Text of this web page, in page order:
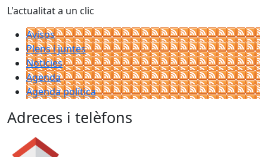
L'actualitat a un clic
Avisos
Plens i juntes
Noticies
Agenda
Agenda política
Adreces i telèfons